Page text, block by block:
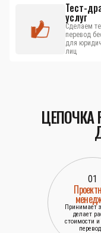
Тест-
услуг
Сделаем
перевод
для
лиц
ЦЕПОЧКА
01
Принимает
делает
стоимости и